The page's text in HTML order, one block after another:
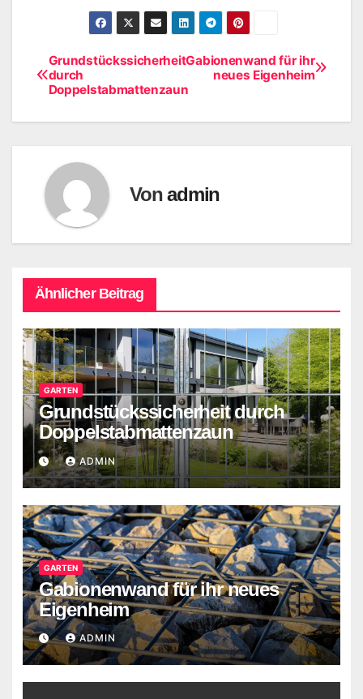
BeitragsnavigationGabionenwand für ihr
neues Eigenheim
Grundstückssicherheit
durch
Doppelstabmattenzaun
Vonadmin
Ähnlicher Beitrag
GARTEN
Grundstückssicherheit durch
Doppelstabmattenzaun
ADMIN
GARTEN
Gabionenwand für ihr neues
Eigenheim
ADMIN